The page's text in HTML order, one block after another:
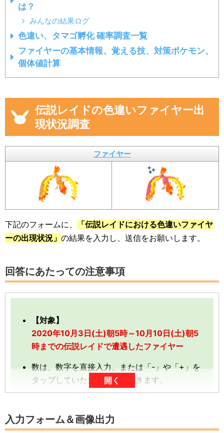
は？
みんなの結果ログ
色違い、タマゴ孵化 確率調査一覧
ファイヤーの基本情報、覚える技、対策ポケモン、
個体値計算
伝説レイドの色違いファイヤー出
現状況調査
ファイヤー
下記のフォームに、
「伝説レイドにおける色違いファイヤ
ーの出現状況」 の結果を入力し、送信をお願いします。
回答にあたっての注意事項
【対象】
2020年10月3日(土)朝5時～10月10日(土)朝5
時までの伝説レイドで遭遇したファイヤー
数は、数字を直接入力、または「-」や「+」を
タップしていただくと入力できます。
（累計数）で入力をお願いします。
開く
入力フォーム＆画像出力